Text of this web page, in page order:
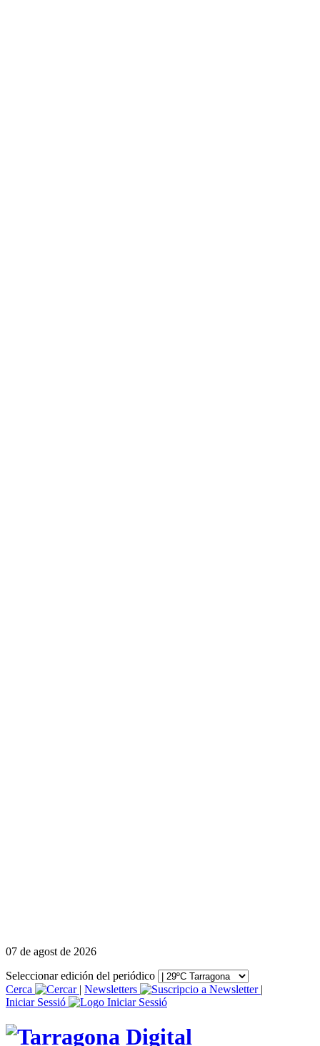
07 de agost de 2026
Seleccionar edición del periódico
Cerca
| Newsletters
|
Iniciar Sessió